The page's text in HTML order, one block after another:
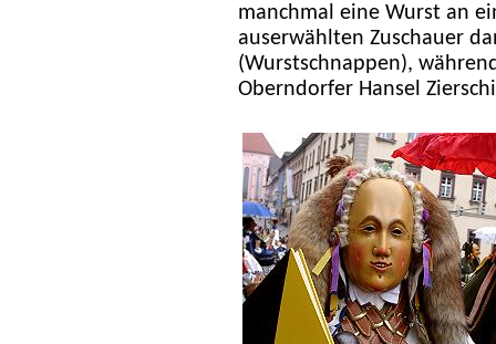
manchmal eine Wurst an
auserwählten Zuschauer
(Wurstschnappen),
Oberndorfer Hansel